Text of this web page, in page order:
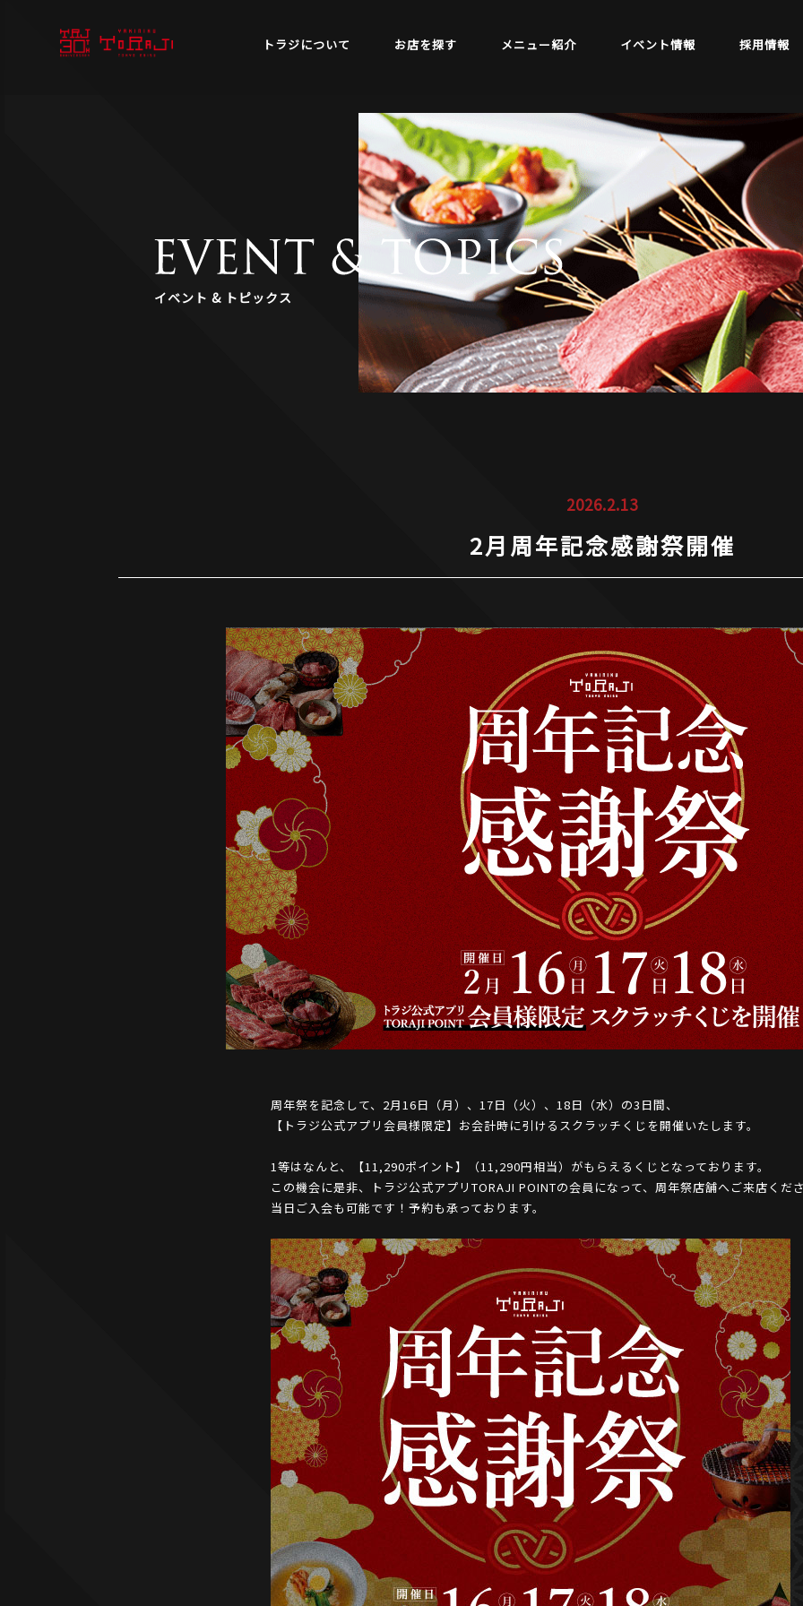
トラジについて お店を探す メニュー紹介 イベント情報 採用情報
イベント & トピックス
2026.2.13
2月周年記念感謝祭開催
周年祭を記念して、2月16日（月）、17日（火）、18日（水）の3日間、
【トラジ公式アプリ会員様限定】お会計時に引けるスクラッチくじを開催いたします。
1等はなんと、【11,290ポイント】（11,290円相当）がもらえるくじとなっております。
この機会に是非、トラジ公式アプリTORAJI POINTの会員になって、周年祭店舗へご来店くだ
当日ご入会も可能です！予約も承っております。